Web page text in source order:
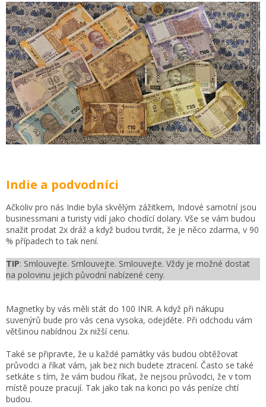
Indie a podvodníci
Ačkoliv pro nás Indie byla skvělým zážitkem, Indové samotní jsou
businessmani a turisty vidí jako chodící dolary. Vše se vám budou
snažit prodat 2x dráž a když budou tvrdit, že je něco zdarma, v 90
% případech to tak není.
TIP: Smlouvejte. Smlouvejte. Smlouvejte. Vždy je možné dostat
na polovinu jejich původní nabízené ceny.
Magnetky by vás měli stát do 100 INR. A když při nákupu
suvenýrů bude pro vás cena vysoka, odejděte. Při odchodu vám
většinou nabídnou 2x nižší cenu.
Také se připravte, že u každé památky vás budou obtěžovat
průvodci a říkat vám, jak bez nich budete ztracení. Často se také
setkáte s tím, že vám budou říkat, že nejsou průvodci, že v tom
místě pouze pracují. Tak jako tak na konci po vás peníze chtí
budou.